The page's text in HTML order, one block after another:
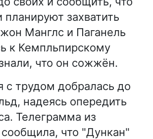
планируют захватить
Манглс и Паганель
к Кемпльпирскому
что он сожжён.
с трудом добралась до
надеясь опередить
Телеграмма из
что "Дункан"